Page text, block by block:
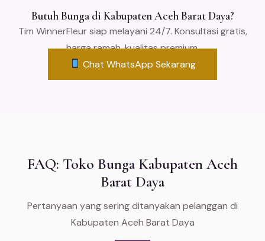
Butuh Bunga di Kabupaten Aceh Barat Daya?
Tim WinnerFleur siap melayani 24/7. Konsultasi gratis,
harga ramah, kualitas premium.
Chat WhatsApp Sekarang
FAQ: Toko Bunga Kabupaten Aceh
Barat Daya
Pertanyaan yang sering ditanyakan pelanggan di
Kabupaten Aceh Barat Daya